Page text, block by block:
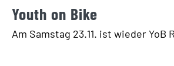
Youth on Bike
Am Samstag 23.11. ist wieder YoB